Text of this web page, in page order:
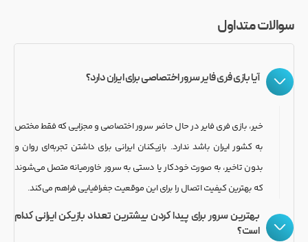
سوالات متداول
آیا بازی فری فایر سرور اختصاصی برای ایران دارد؟
خیر، بازی فری فایر در حال حاضر سرور اختصاصی و مجزایی که فقط مختص
به کشور ایران باشد ندارد. بازیکنان ایرانی برای داشتن تجربه‌ای روان و
بدون تاخیر، به صورت خودکار یا دستی به سرور خاورمیانه متصل می‌شوند
که بهترین کیفیت اتصال را برای این موقعیت جغرافیایی فراهم می‌کند.
بهترین سرور برای پیدا کردن بیشترین تعداد بازیکن ایرانی کدام
است؟